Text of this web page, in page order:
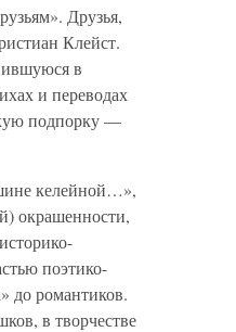
Друзья,
Клейст.
в
и переводах
подпорку —
келейной…»,
окрашенности,
поэтико-
до романтиков.
в творчестве